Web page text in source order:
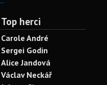
Top herci
Carole André
Sergei Godin
Alice Jandová
Václav Neckář